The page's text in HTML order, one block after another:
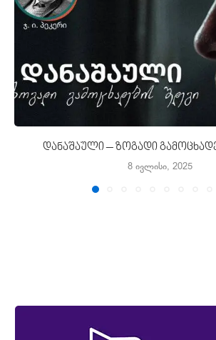
დანაშაული – ზოგადი
8 ივლისი, 2025